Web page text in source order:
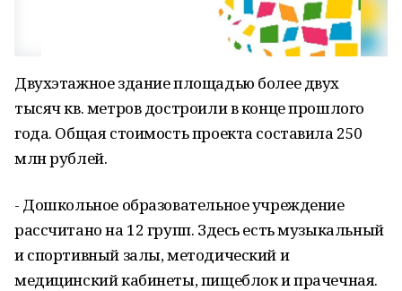
Двухэтажное здание площадью более двух
тысяч кв. метров достроили в конце прошлого
года. Общая стоимость проекта составила 250
млн рублей.
- Дошкольное образовательное учреждение
рассчитано на 12 групп. Здесь есть музыкальный
и спортивный залы, методический и
медицинский кабинеты, пищеблок и прачечная.